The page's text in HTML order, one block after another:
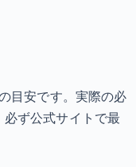
目安です。実際の必
ず公式サイトで最